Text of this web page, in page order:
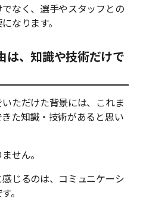
なく、選手やスタッフとの
なります。
は、知識や技術だけで
ただけた背景には、これま
た知識・技術があると思い
せん。
じるのは、コミュニケーシ
。